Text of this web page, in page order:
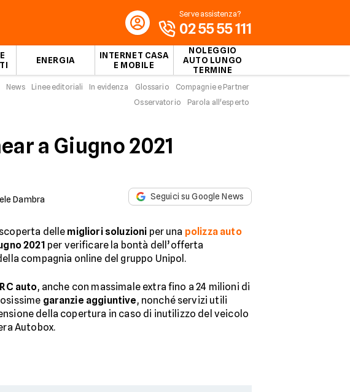
ENERGIA
INTERNET CASA
E MOBILE
NOLEGGIO
AUTO LUNGO
TERMINE
Serve assistenza?
02 55 55 111
News Linee editoriali In evidenza Glossario
Compagnie e Partner
Osservatorio
Parola all'esperto
a Giugno 2021
Dambra Seguici su Google News
delle migliori soluzioni per una polizza auto
2021 per verificare la bontà dell’offerta
compagnia online del gruppo Unipol.
RC auto, anche con massimale extra fino a 24 milioni di
garanzie aggiuntive, nonché servizi utili
della copertura in caso di inutilizzo del veicolo
Autobox.